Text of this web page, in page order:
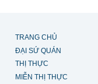
TRANG CHỦ
ĐẠI SỨ QUÁN
THỊ THỰC
MIỄN THỊ THỰC